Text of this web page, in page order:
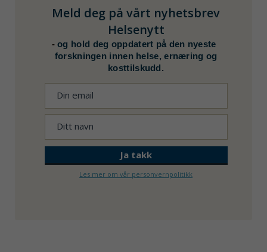
Meld deg på vårt nyhetsbrev
Helsenytt
-og hold deg oppdatert på den nyeste
forskningen innen helse, ernæring og
kosttilskudd.
Les mer om vår personvernpolitikk